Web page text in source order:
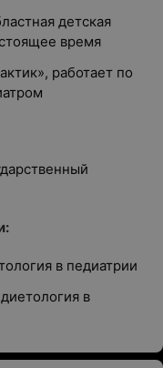
детская
время
работает по
в педиатрии
в